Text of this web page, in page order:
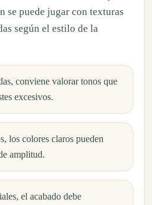
se puede jugar con texturas
según el estilo de la
conviene valorar tonos que
excesivos.
los colores claros pueden
amplitud.
el acabado debe